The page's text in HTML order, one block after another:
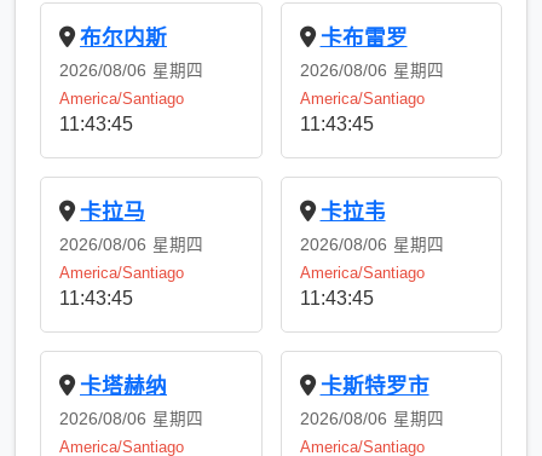
布尔内斯
2026/08/06 星期四
America/Santiago
11:43:45
卡布雷罗
2026/08/06 星期四
America/Santiago
11:43:45
卡拉马
2026/08/06 星期四
America/Santiago
11:43:45
卡拉韦
2026/08/06 星期四
America/Santiago
11:43:45
卡塔赫纳
2026/08/06 星期四
America/Santiago
卡斯特罗市
2026/08/06 星期四
America/Santiago